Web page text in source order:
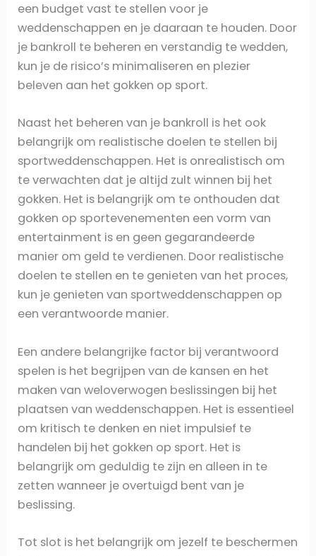
een budget vast te stellen voor je
weddenschappen en je daaraan te houden. Door
je bankroll te beheren en verstandig te wedden,
kun je de risico’s minimaliseren en plezier
beleven aan het gokken op sport.
Naast het beheren van je bankroll is het ook
belangrijk om realistische doelen te stellen bij
sportweddenschappen. Het is onrealistisch om
te verwachten dat je altijd zult winnen bij het
gokken. Het is belangrijk om te onthouden dat
gokken op sportevenementen een vorm van
entertainment is en geen gegarandeerde
manier om geld te verdienen. Door realistische
doelen te stellen en te genieten van het proces,
kun je genieten van sportweddenschappen op
een verantwoorde manier.
Een andere belangrijke factor bij verantwoord
spelen is het begrijpen van de kansen en het
maken van weloverwogen beslissingen bij het
plaatsen van weddenschappen. Het is essentieel
om kritisch te denken en niet impulsief te
handelen bij het gokken op sport. Het is
belangrijk om geduldig te zijn en alleen in te
zetten wanneer je overtuigd bent van je
beslissing.
Tot slot is het belangrijk om jezelf te beschermen